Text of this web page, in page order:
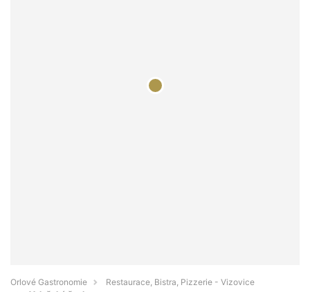
Orlové Gastronomie
Restaurace, Bistra, Pizzerie - Vizovice